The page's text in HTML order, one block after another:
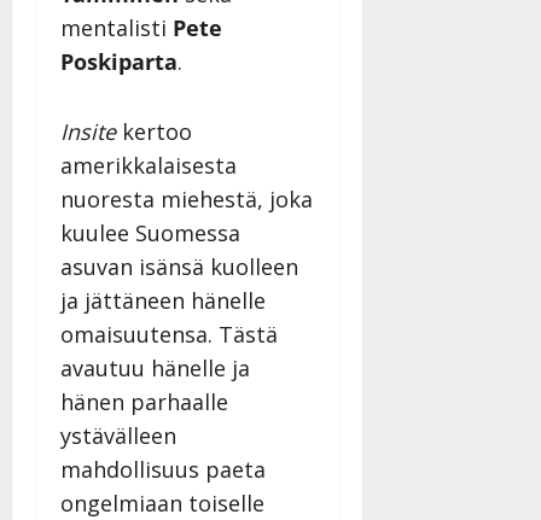
mentalisti Pete
Poskiparta.
Insite kertoo
amerikkalaisesta
nuoresta miehestä, joka
kuulee Suomessa
asuvan isänsä kuolleen
ja jättäneen hänelle
omaisuutensa. Tästä
avautuu hänelle ja
hänen parhaalle
ystävälleen
mahdollisuus paeta
ongelmiaan toiselle